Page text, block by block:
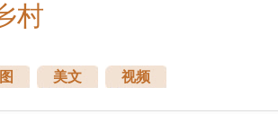
村
美文 视频